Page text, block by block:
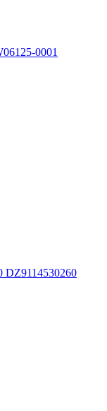
0001
DZ9114530260